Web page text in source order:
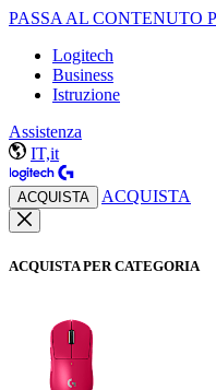
PASSA AL CONTENUTO
Logitech
Business
Istruzione
Assistenza
IT,it
ACQUISTA ACQUISTA
ACQUISTA PER CATEGORIA